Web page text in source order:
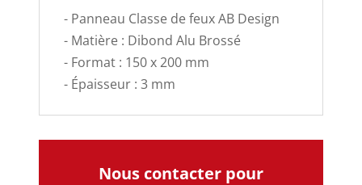
- Panneau Classe de feux AB Design
- Matière : Dibond Alu Brossé
- Format : 150 x 200 mm
- Épaisseur : 3 mm
Nous contacter pour